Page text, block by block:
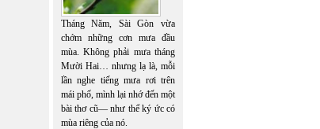
Tháng Năm, Sài Gòn vừa
chớm những cơn mưa đầu
mùa. Không phải mưa tháng
Mười Hai… nhưng lạ là, mỗi
lần nghe tiếng mưa rơi trên
mái phố, mình lại nhớ đến một
bài thơ cũ— như thể ký ức có
mùa riêng của nó.